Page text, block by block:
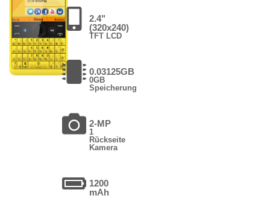
2.4"
(320x240)
TFT LCD
0.03125GB
0GB
Speicherung
2-MP
1
Rückseite
Kamera
1200
mAh